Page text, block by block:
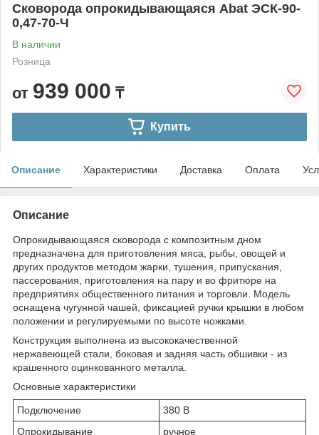
Сковорода опрокидывающаяся Abat ЭСК-90-
0,47-70-Ч
В наличии
Розница
от 939 000 ₸
Купить
Описание Характеристики Доставка Оплата
Описание
Опрокидывающаяся сковорода с композитным дном
предназначена для приготовления мяса, рыбы, овощей и
других продуктов методом жарки, тушения, припускания,
пассерования, приготовления на пару и во фритюре на
предприятиях общественного питания и торговли. Модель
оснащена чугунной чашей, фиксацией ручки крышки в любом
положении и регулируемыми по высоте ножками.
Конструкция выполнена из высококачественной
нержавеющей стали, боковая и задняя часть обшивки - из
крашенного оцинкованного металла.
Основные характеристики
Подключение
380 В
Опрокидывание
ручное